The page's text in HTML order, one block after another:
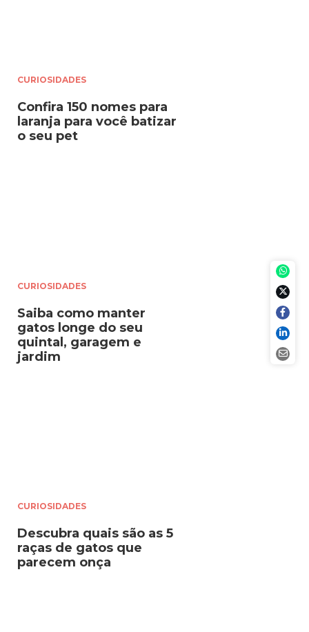
CURIOSIDADES
Confira 150 nomes para
laranja para você batizar
o seu pet
CURIOSIDADES
Saiba como manter
gatos longe do seu
quintal, garagem e
jardim
CURIOSIDADES
Descubra quais são as 5
raças de gatos que
parecem onça